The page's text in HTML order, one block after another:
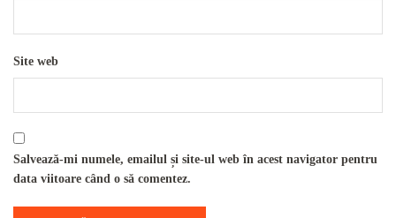
Site web
Salvează-mi numele, emailul și site-ul web în acest navigator pentru
data viitoare când o să comentez.